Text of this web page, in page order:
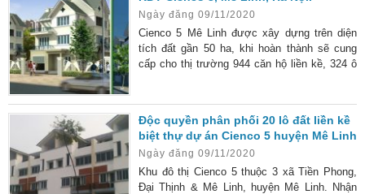
Ngày đăng 09/11/2020
Cienco 5 Mê Linh được xây dựng trên diện
tích đất gần 50 ha, khi hoàn thành sẽ cung
cấp cho thị trường 944 căn hộ liền kề, 324 ô
Độc quyền phân phối 20 lô đất liền kề
biệt thự dự án Cienco 5 huyện Mê Linh
Ngày đăng 09/11/2020
Khu đô thị Cienco 5 thuộc 3 xã Tiền Phong,
Đại Thịnh & Mê Linh, huyện Mê Linh. Nhận